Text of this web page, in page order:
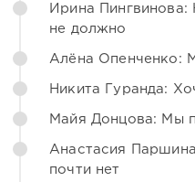
Ирина Пингвинова:
не должно
Алёна Опенченко:
Никита Гуранда:
Майя Донцова: Мы
Анастасия
почти нет